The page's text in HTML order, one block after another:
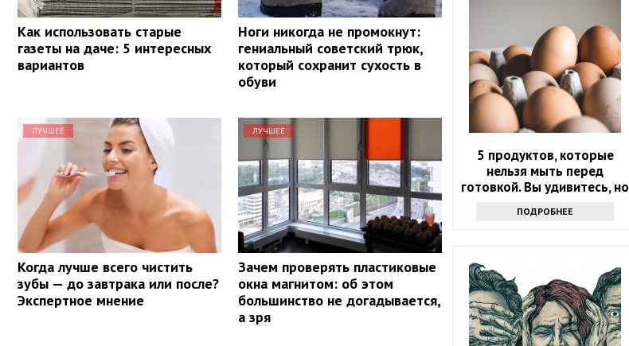
Как использовать старые
газеты на даче: 5 интересных
вариантов
Ноги никогда не промокнут:
гениальный советский трюк,
который сохранит сухость в
обуви
ЛУЧШЕЕ
Когда лучше всего чистить
зубы — до завтрака или после?
Экспертное мнение
ЛУЧШЕЕ
Зачем проверять пластиковые
окна магнитом: об этом
большинство не догадывается,
а зря
5 продуктов, которые
нельзя мыть перед
готовкой. Вы удивитесь, но
ПОДРОБНЕЕ